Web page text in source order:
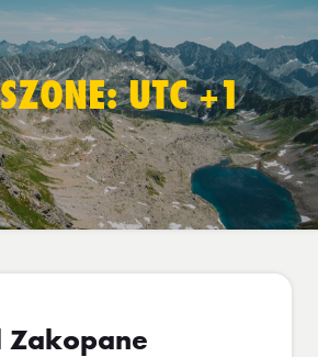
UTC +1
Zakopane